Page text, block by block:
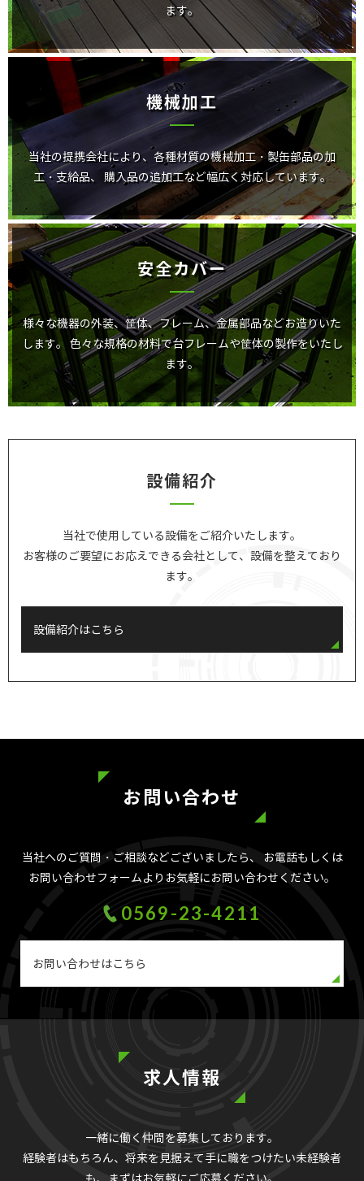
ます。
機械加工
当社の提携会社により、各種材質の機械加工・製缶部品の加
工・支給品、
購入品の追加工など幅広く対応しています。
安全カバー
様々な機器の外装、筐体、フレーム、金属部品などお造りいた
します。 色々な規格の材料で台フレームや筐体の製作をいたし
ます。
設備紹介
当社で使用している設備をご紹介いたします。
お客様のご要望にお応えできる会社として、設備を整えており
ます。
設備紹介はこちら
お問い合わせ
当社へのご質問・ご相談などございましたら、
お電話もしくは
お問い合わせフォームよりお気軽にお問い合わせください。
0569-23-4211
お問い合わせはこちら
求人情報
一緒に働く仲間を募集しております。
経験者はもちろん、将来を見据えて手に職をつけたい未経験者
も、まずはお気軽にご応募ください。